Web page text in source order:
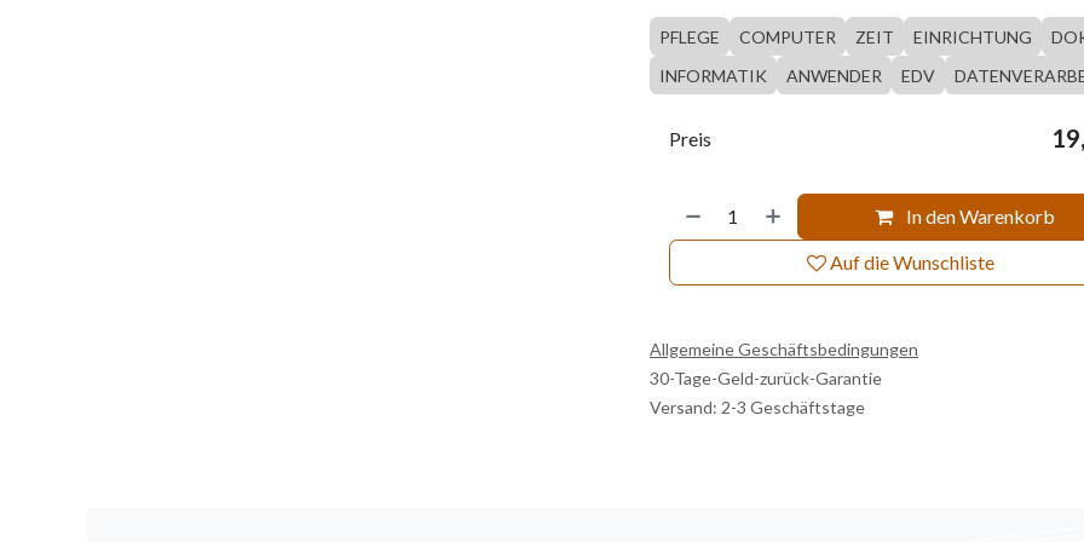
PFLEGE COMPUTER ZEIT EINRICHTUNG
INFORMATIK
ANWENDER EDV
In den Warenkorb
Auf die Wunschliste
Preis
Allgemeine Geschäftsbedingungen
30-Tage-Geld-zurück-Garantie
Versand: 2-3 Geschäftstage